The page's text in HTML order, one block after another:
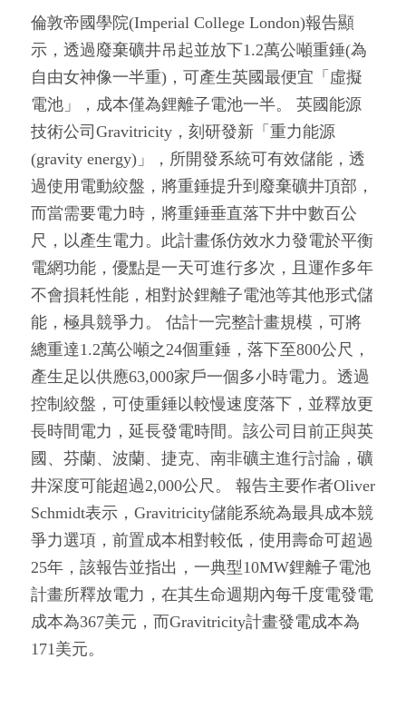
倫敦帝國學院(Imperial College London)報告顯
示，透過廢棄礦井吊起並放下1.2萬公噸重錘(為
自由女神像一半重)，可產生英國最便宜「虛擬
電池」，成本僅為鋰離子電池一半。 英國能源
技術公司Gravitricity，刻研發新「重力能源
(gravity energy)」，所開發系統可有效儲能，透
過使用電動絞盤，將重錘提升到廢棄礦井頂部，
而當需要電力時，將重錘垂直落下井中數百公
尺，以產生電力。此計畫係仿效水力發電於平衡
電網功能，優點是一天可進行多次，且運作多年
不會損耗性能，相對於鋰離子電池等其他形式儲
能，極具競爭力。 估計一完整計畫規模，可將
總重達1.2萬公噸之24個重錘，落下至800公尺，
產生足以供應63,000家戶一個多小時電力。透過
控制絞盤，可使重錘以較慢速度落下，並釋放更
長時間電力，延長發電時間。該公司目前正與英
國、芬蘭、波蘭、捷克、南非礦主進行討論，礦
井深度可能超過2,000公尺。 報告主要作者Oliver
Schmidt表示，Gravitricity儲能系統為最具成本競
爭力選項，前置成本相對較低，使用壽命可超過
25年，該報告並指出，一典型10MW鋰離子電池
計畫所釋放電力，在其生命週期內每千度電發電
成本為367美元，而Gravitricity計畫發電成本為
171美元。